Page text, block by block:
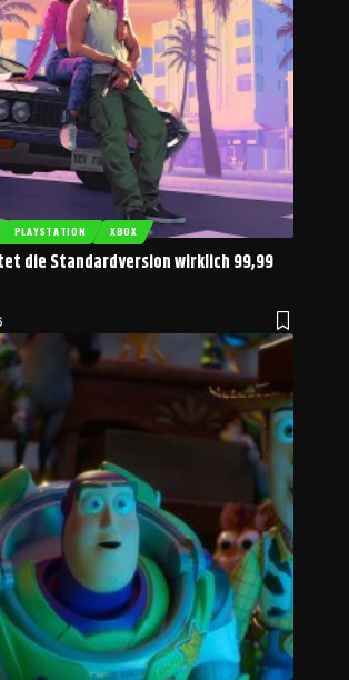
PLAYSTATION XBOX
die Standardversion wirklich 99,99